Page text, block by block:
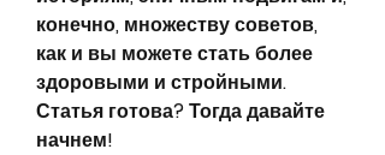
конечно, множеству советов,
как и вы можете стать более
здоровыми и стройными.
Статья готова? Тогда давайте
начнем!